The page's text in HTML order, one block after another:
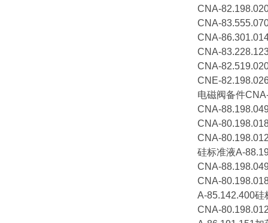
CNA-
CNA-
CNA-
CNA-
CNA-
CNE-
电磁阀备件
CNA-
CNA-
CNA-
硅标准液A-
CNA-
CNA-
A-85.142.400硅
CNA-